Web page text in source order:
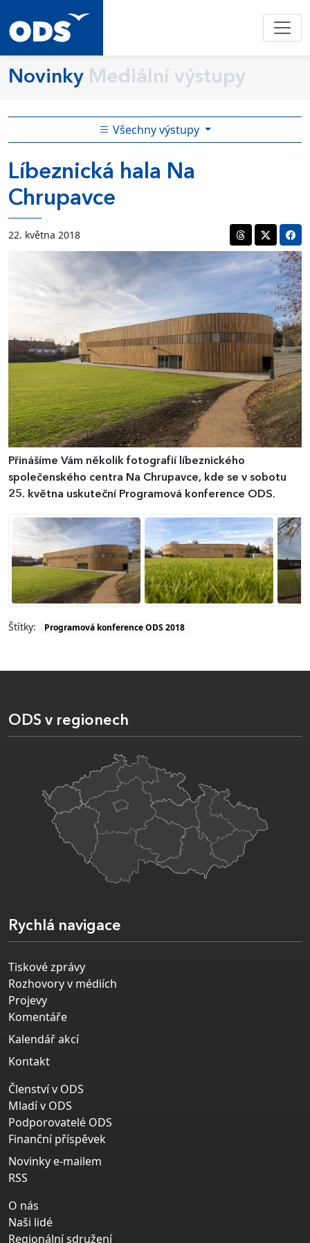
Novinky Mediální výstupy
Všechny výstupy
Líbeznická hala Na
Chrupavce
22. května 2018
Přinášíme Vám několik fotografií líbeznického
společenského centra Na Chrupavce, kde se v sobotu
25. května uskuteční Programová konference ODS.
Štítky: Programová konference ODS 2018
ODS v regionech
Rychlá navigace
Tiskové zprávy
Rozhovory v médiích
Projevy
Komentáře
Kalendář akcí
Kontakt
Členství v ODS
Mladí v ODS
Podporovatelé ODS
Finanční příspěvek
Novinky e-mailem
RSS
O nás
Naši lidé
Regionální sdružení